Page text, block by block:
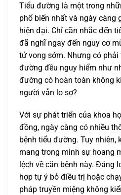
Tiểu đường là một trong
phổ biến nhất và ngày càng
hiện đại. Chỉ cần nhắc đến
đã nghĩ ngay đến nguy cơ
tử vong sớm. Nhưng có
đường đều nguy hiểm như
đường có hoàn toàn không
người vẫn lo sợ?
Với sự phát triển của khoa
đồng, ngày càng có nhiều
bệnh tiểu đường. Tuy nhiên,
mang trong mình sự hoang
lệch về căn bệnh này. Đáng
hợp tự ý bỏ điều trị hoặc
pháp truyền miệng không